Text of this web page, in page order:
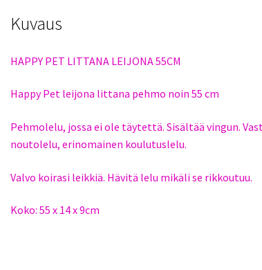
Kuvaus
HAPPY PET LITTANA LEIJONA 55CM
Happy Pet leijona littana pehmo noin 55 cm
Pehmolelu, jossa ei ole täytettä. Sisältää vingun.
noutolelu, erinomainen koulutuslelu.
Valvo koirasi leikkiä. Hävitä lelu mikäli se rikkoutuu.
Koko: 55 x 14 x 9cm